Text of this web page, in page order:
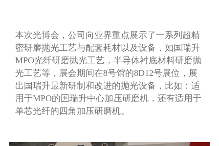
本次光博会，公司向业界重点展示了一系列超精
密研磨抛光工艺与配套耗材以及设备，如国瑞升
MPO光纤研磨抛光工艺，半导体衬底材料研磨抛
光工艺等，展会期间在8号馆的8D12号展位，展
出国瑞升最新研制和改进的抛光设备，比如：适
用于MPO的国瑞升中心加压研磨机，还有适用于
单芯光纤的四角加压研磨机。